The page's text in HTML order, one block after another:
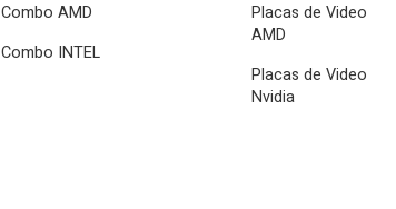
Combo AMD
Combo INTEL
Placas de Video
AMD
Placas de Video
Nvidia